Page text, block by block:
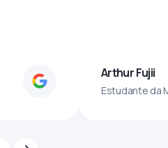
Arthur Fujii
Estudante da